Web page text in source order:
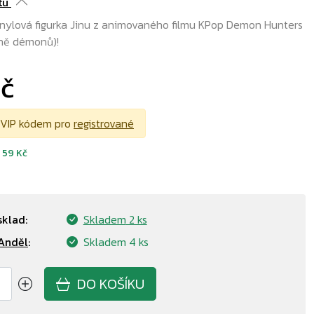
figurka Jinu z animovaného filmu KPop Demon Hunters
démonů)!
kódem pro registrované
59 Kč
Skladem 2 ks
: Skladem 4 ks
DO KOŠÍKU